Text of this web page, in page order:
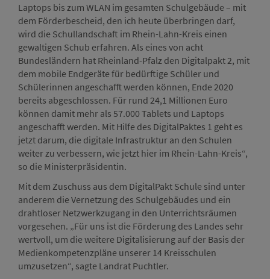
Laptops bis zum WLAN im gesamten Schulgebäude – mit
dem Förderbescheid, den ich heute überbringen darf,
wird die Schullandschaft im Rhein-Lahn-Kreis einen
gewaltigen Schub erfahren. Als eines von acht
Bundesländern hat Rheinland-Pfalz den Digitalpakt 2, mit
dem mobile Endgeräte für bedürftige Schüler und
Schülerinnen angeschafft werden können, Ende 2020
bereits abgeschlossen. Für rund 24,1 Millionen Euro
können damit mehr als 57.000 Tablets und Laptops
angeschafft werden. Mit Hilfe des DigitalPaktes 1 geht es
jetzt darum, die digitale Infrastruktur an den Schulen
weiter zu verbessern, wie jetzt hier im Rhein-Lahn-Kreis“,
so die Ministerpräsidentin.
Mit dem Zuschuss aus dem DigitalPakt Schule sind unter
anderem die Vernetzung des Schulgebäudes und ein
drahtloser Netzwerkzugang in den Unterrichtsräumen
vorgesehen. „Für uns ist die Förderung des Landes sehr
wertvoll, um die weitere Digitalisierung auf der Basis der
Medienkompetenzpläne unserer 14 Kreisschulen
umzusetzen“, sagte Landrat Puchtler.